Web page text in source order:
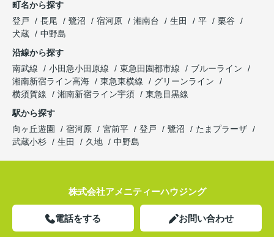
町名から探す
登戸
長尾 鷺沼 宿河原 湘南台 生田 平
栗谷
犬蔵
中野島
沿線から探す
南武線
小田急小田原線 東急田園都市線
ブルーライン
湘南新宿ライン高海
東急東横線
グリーンライン
横須賀線
湘南新宿ライン宇須
東急目黒線
駅から探す
向ヶ丘遊園
宿河原 宮前平 登戸 鷺沼
たまプラーザ
武蔵小杉
生田 久地 中野島
株式会社アメニティーハウジング
電話をする お問い合わせ